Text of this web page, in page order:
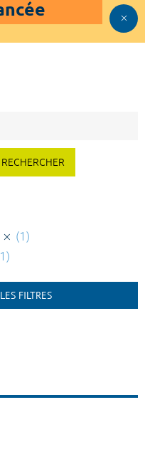
RECHERCHER
(1)
FILTRES